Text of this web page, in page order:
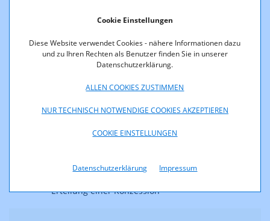
Cookie Einstellungen
Diese Website verwendet Cookies - nähere Informationen dazu
und zu Ihren Rechten als Benutzer finden Sie in unserer
Datenschutzerklärung.
ALLEN COOKIES ZUSTIMMEN
NUR TECHNISCH NOTWENDIGE COOKIES AKZEPTIEREN
COOKIE EINSTELLUNGEN
Datenschutzerklärung Impressum
PS 8/16 - Österreichische Post AG,
noebote GmbH
G 188/16 - UPC Business Austria GmbH
Geschäftsbedingungen und Entgelte
29.08.2016
Erteilung einer Konzession